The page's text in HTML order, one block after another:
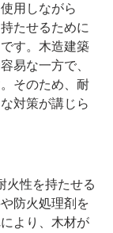
用しながら
たせるために
す。木造建築
易な一方で、
そのため、耐
対策が講じら
火性を持たせる
防火処理剤を
より、木材が